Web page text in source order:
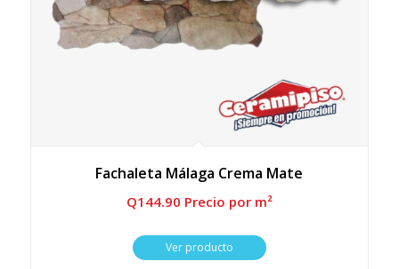
Fachaleta Málaga Crema Mate
Q144.90 Precio por m²
Ver producto